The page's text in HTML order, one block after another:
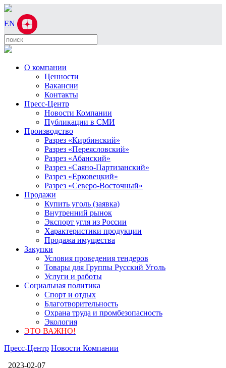
EN
О компании
Ценности
Вакансии
Контакты
Пресс-Центр
Новости Компании
Публикации в СМИ
Производство
Разрез «Кирбинский»
Разрез «Переясловский»
Разрез «Абанский»
Разрез «Саяно-Партизанский»
Разрез «Ерковецкий»
Разрез «Северо-Восточный»
Продажи
Купить уголь (заявка)
Внутренний рынок
Экспорт угля из России
Характеристики продукции
Продажа имущества
Закупки
Условия проведения тендеров
Товары для Группы Русский Уголь
Услуги и работы
Социальная политика
Спорт и отдых
Благотворительность
Охрана труда и промбезопасность
Экология
ЭТО ВАЖНО!
Пресс-Центр Новости Компании
2023-02-07